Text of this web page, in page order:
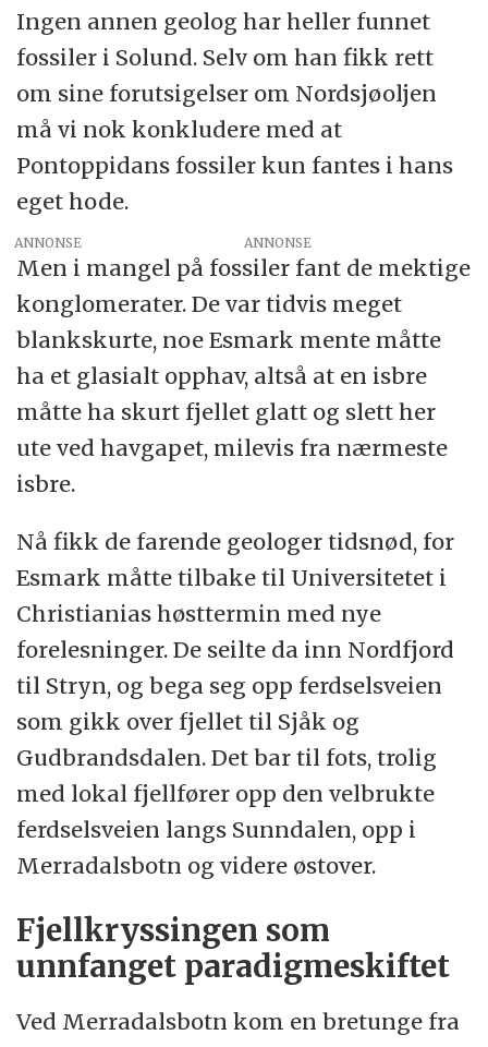
Ingen annen geolog har heller funnet
fossiler i Solund. Selv om han fikk rett
om sine forutsigelser om Nordsjøoljen
må vi nok konkludere med at
Pontoppidans fossiler kun fantes i hans
eget hode.
ANNONSE
Men i mangel på fossiler fant de mektige
konglomerater. De var tidvis meget
blankskurte, noe Esmark mente måtte
ha et glasialt opphav, altså at en isbre
måtte ha skurt fjellet glatt og slett her
ute ved havgapet, milevis fra nærmeste
isbre.
Nå fikk de farende geologer tidsnød, for
Esmark måtte tilbake til Universitetet i
Christianias høsttermin med nye
forelesninger. De seilte da inn Nordfjord
til Stryn, og bega seg opp ferdselsveien
som gikk over fjellet til Sjåk og
Gudbrandsdalen. Det bar til fots, trolig
med lokal fjellfører opp den velbrukte
ferdselsveien langs Sunndalen, opp i
Merradalsbotn og videre østover.
Fjellkryssingen som
unnfanget paradigmeskiftet
Ved Merradalsbotn kom en bretunge fra